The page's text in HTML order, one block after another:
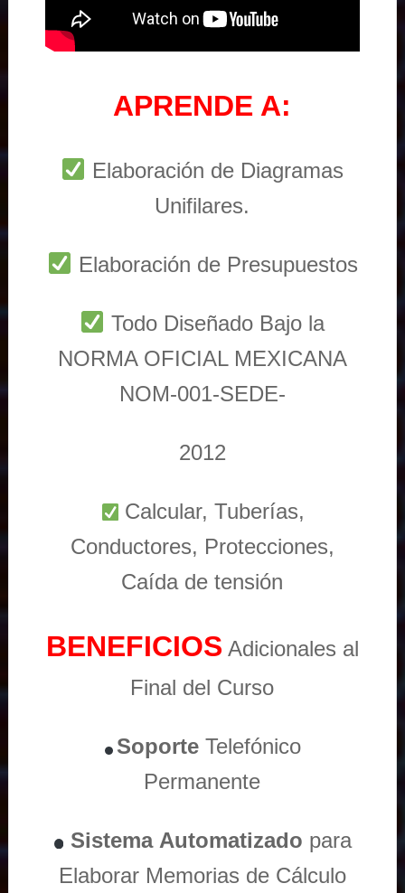
APRENDE A:
Elaboración de Diagramas
Unifilares.
Elaboración de Presupuestos
Todo Diseñado Bajo la
NORMA OFICIAL MEXICANA
NOM-001-SEDE-
2012
Calcular, Tuberías,
Conductores, Protecciones,
Caída de tensión
BENEFICIOS Adicionales al
Final del Curso
Soporte Telefónico
Permanente
Sistema Automatizado para
Elaborar Memorias de Cálculo